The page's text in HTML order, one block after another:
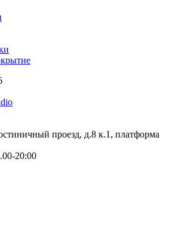
проезд, д.8 к.1, платформа
20:00